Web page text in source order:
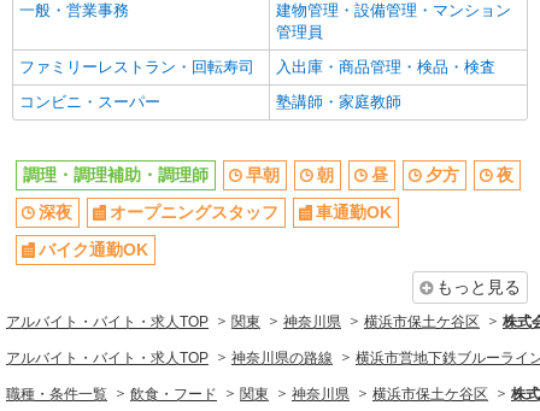
新卒・第二新卒歓迎
女性活躍中
主婦・主夫歓迎
フリーター歓迎
学歴不問
ブランクOK
ミドル（40代～）活躍中
エルダー（50代～）活躍中
昇給あり
時間固定シフト制
時間や曜日が選べる・シフト自由
禁煙・分煙
交通費支給
産休・育休取得実績あり
退職金・財形貯蓄制度あり
各種手当（家族・役職・インセン
ティブなど）あり
社割・特典あり
一般・営業事務
建物管理・設備管理・マンション
管理員
ファミリーレストラン・回転寿司
入出庫・商品管理・検品・検査
コンビニ・スーパー
塾講師・家庭教師
調理・調理補助・調理師 早朝 朝 昼 夕方
夜
深夜
オープニングスタッフ
車通勤OK
バイク通勤OK
もっと見る
アルバイト・バイト・求人TOP 関東 神奈川県 横浜市保土ケ谷区 株式
アルバイト・バイト・求人TOP 神奈川県の路線 横浜市営地下鉄ブルーライ
職種・条件一覧 飲食・フード 関東 神奈川県 横浜市保土ケ谷区 株